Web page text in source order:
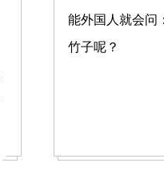
能外国人就会问
竹子呢？